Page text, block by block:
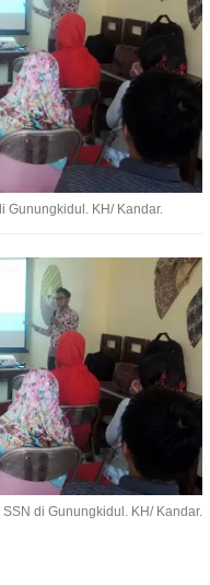
Gunungkidul. KH/ Kandar.
di Gunungkidul. KH/ Kandar.